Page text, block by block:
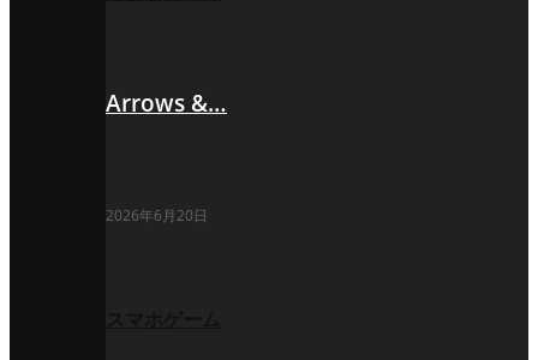
Arrows &…
2026年6月20日